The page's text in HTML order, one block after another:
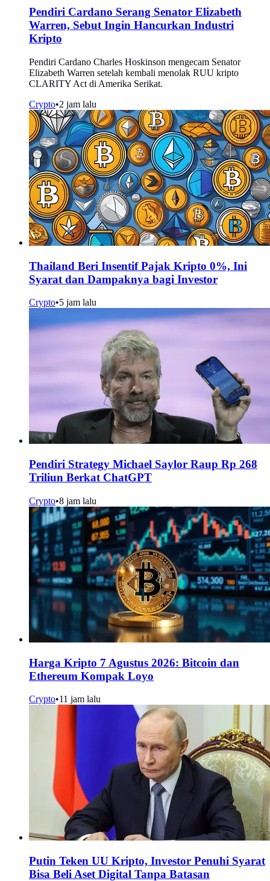
Pendiri Cardano Serang Senator Elizabeth
Warren, Sebut Ingin Hancurkan Industri
Kripto
Pendiri Cardano Charles Hoskinson mengecam Senator
Elizabeth Warren setelah kembali menolak RUU kripto
CLARITY Act di Amerika Serikat.
Crypto•2 jam lalu
Thailand Beri Insentif Pajak Kripto 0%, Ini
Syarat dan Dampaknya bagi Investor
Crypto•5 jam lalu
Pendiri Strategy Michael Saylor Raup Rp 268
Triliun Berkat ChatGPT
Crypto•8 jam lalu
Harga Kripto 7 Agustus 2026: Bitcoin dan
Ethereum Kompak Loyo
Crypto•11 jam lalu
Putin Teken UU Kripto, Investor Penuhi Syarat
Bisa Beli Aset Digital Tanpa Batasan